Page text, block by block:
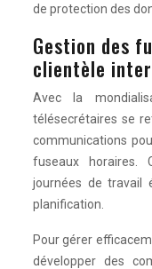
de protection des
Gestion des
clientèle
Avec la
télésecrétaires se
communications
fuseaux horaires.
journées de travail
planification.
Pour gérer
développer des